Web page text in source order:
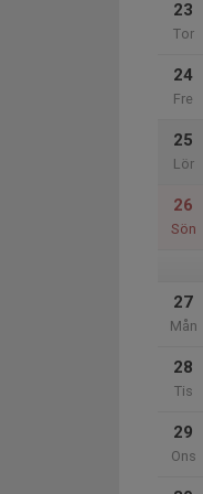
23
Tor
24
Fre
25
Lör
26
Sön
27
Mån
28
Tis
29
Ons